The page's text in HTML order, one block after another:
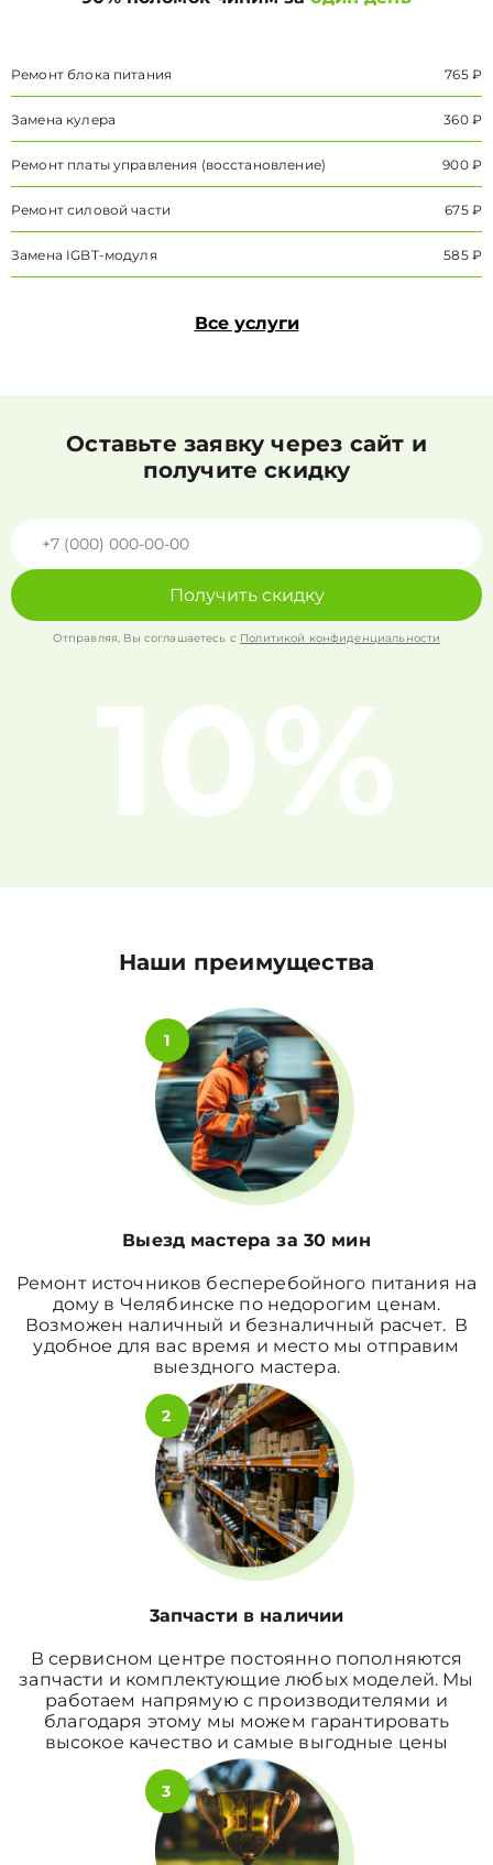
Ремонт блока питания 765 ₽
Замена кулера 360 ₽
Ремонт платы управления (восстановление) 900 ₽
Ремонт силовой части 675 ₽
Замена IGBT-модуля 585 ₽
Все услуги
Оставьте заявку через сайт и
получите скидку
Получить скидку
Отправляя, Вы соглашаетесь с Политикой конфиденциальности
10%
Наши преимущества
1
Выезд мастера за 30 мин
Ремонт источников бесперебойного питания на
дому в Челябинске по недорогим ценам.
Возможен наличный и безналичный расчет. В
удобное для вас время и место мы отправим
выездного мастера.
2
3апчасти в наличии
В сервисном центре постоянно пополняются
запчасти и комплектующие любых моделей. Мы
работаем напрямую с производителями и
благодаря этому мы можем гарантировать
высокое качество и самые выгодные цены
3